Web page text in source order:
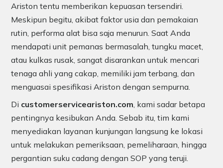
Ariston tentu memberikan kepuasan tersendiri.
Meskipun begitu, akibat faktor usia dan pemakaian
rutin, performa alat bisa saja menurun. Saat Anda
mendapati unit pemanas bermasalah, tungku macet,
atau kulkas rusak, sangat disarankan untuk mencari
tenaga ahli yang cakap, memiliki jam terbang, dan
menguasai spesifikasi Ariston dengan sempurna.
Di customerserviceariston.com , kami sadar betapa
pentingnya kesibukan Anda. Sebab itu, tim kami
menyediakan layanan kunjungan langsung ke lokasi
untuk melakukan pemeriksaan, pemeliharaan, hingga
pergantian suku cadang dengan SOP yang teruji.